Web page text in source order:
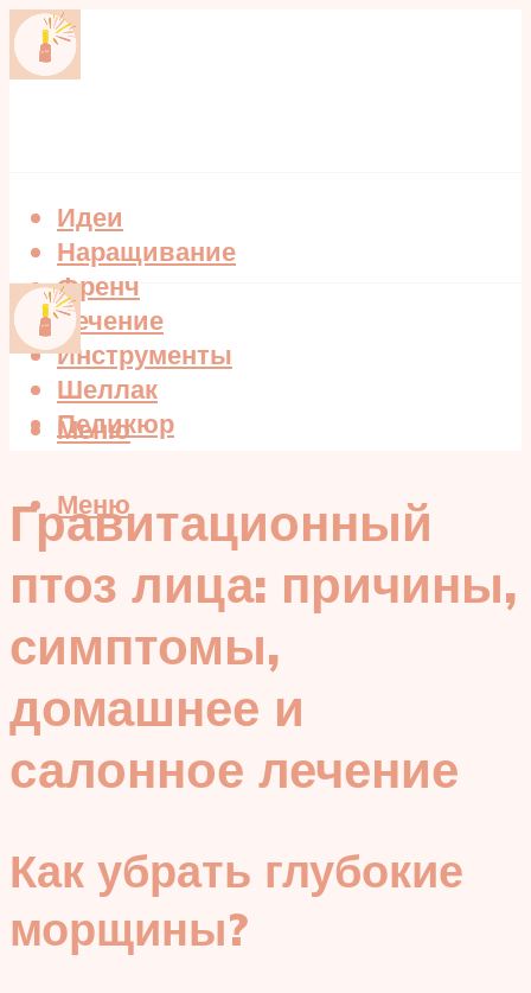
Идеи
Наращивание
Френч
Лечение
Инструменты
Шеллак
Педикюр
Меню
Меню
Гравитационный
птоз лица: причины,
симптомы,
домашнее и
салонное лечение
Как убрать глубокие
морщины?